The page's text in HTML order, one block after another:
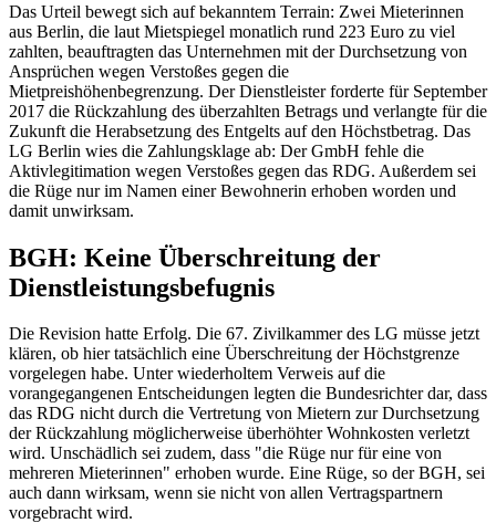
Das Urteil bewegt sich auf bekanntem Terrain: Zwei Mieterinnen
aus Berlin, die laut Mietspiegel monatlich rund 223 Euro zu viel
zahlten, beauftragten das Unternehmen mit der Durchsetzung von
Ansprüchen wegen Verstoßes gegen die
Mietpreishöhenbegrenzung. Der Dienstleister forderte für September
2017 die Rückzahlung des überzahlten Betrags und verlangte für die
Zukunft die Herabsetzung des Entgelts auf den Höchstbetrag. Das
LG Berlin wies die Zahlungsklage ab: Der GmbH fehle die
Aktivlegitimation wegen Verstoßes gegen das RDG. Außerdem sei
die Rüge nur im Namen einer Bewohnerin erhoben worden und
damit unwirksam.
BGH: Keine Überschreitung der
Dienstleistungsbefugnis
Die Revision hatte Erfolg. Die 67. Zivilkammer des LG müsse jetzt
klären, ob hier tatsächlich eine Überschreitung der Höchstgrenze
vorgelegen habe. Unter wiederholtem Verweis auf die
vorangegangenen Entscheidungen legten die Bundesrichter dar, dass
das RDG nicht durch die Vertretung von Mietern zur Durchsetzung
der Rückzahlung möglicherweise überhöhter Wohnkosten verletzt
wird. Unschädlich sei zudem, dass "die Rüge nur für eine von
mehreren Mieterinnen" erhoben wurde. Eine Rüge, so derBGH, sei
auch dann wirksam, wenn sie nicht von allen Vertragspartnern
vorgebracht wird.